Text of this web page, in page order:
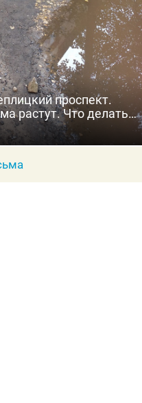
проспект.
растут. Что делать?